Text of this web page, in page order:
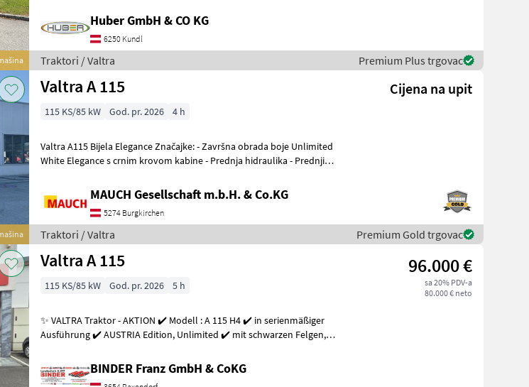
Huber GmbH & CO KG
6250 Kundl
Traktori / Valtra Premium Plus trgovac
Valtra A 115 Cijena na upit
115 KS/85 kW God. pr. 2026 4 h
Valtra A115 Bijela Elegance Značajke: - Završna obrada boje Unlimited
White Elegance s crnim krovom kabine - Prednja hidraulika - Prednji
MAUCH Gesellschaft m.b.H. & Co.KG
5274 Burgkirchen
Traktori / Valtra Premium Gold trgovac
Valtra A 115 96.000 €
sa 20% PDV-a
80.000 € neto
115 KS/85 kW God. pr. 2026 5 h
✨ VALTRA Traktor - AKTION ✔️ Modell : A 115 H4 ✔️ in serienmäßiger
Ausführung ✔️ AUSTRIA Edition, Unlimited ✔️ mit schwarzen Felgen,
BINDER Franz GmbH & CoKG